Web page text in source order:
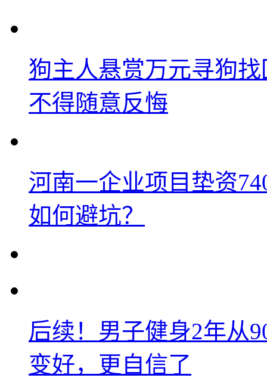
狗主人悬赏万元寻狗
不得随意反悔
河南一企业项目垫资
如何避坑？
后续！男子健身2年从
变好，更自信了